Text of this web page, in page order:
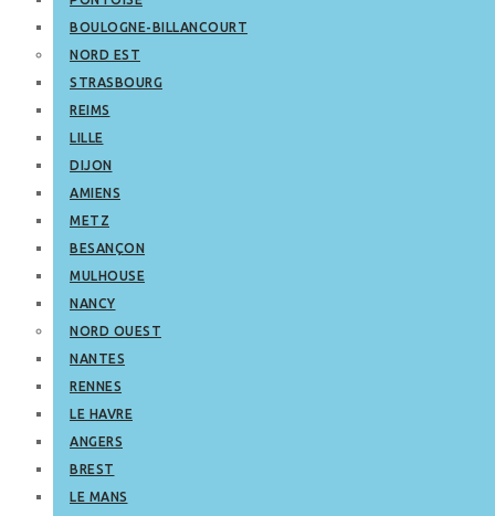
BOULOGNE-BILLANCOURT
NORD EST
STRASBOURG
REIMS
LILLE
DIJON
AMIENS
METZ
BESANÇON
MULHOUSE
NANCY
NORD OUEST
NANTES
RENNES
LE HAVRE
ANGERS
BREST
LE MANS